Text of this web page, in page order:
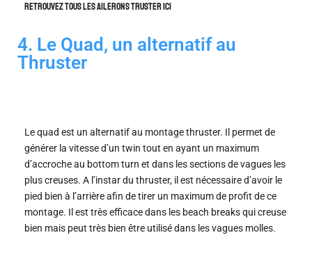
Retrouvez tous les ailerons Truster ici
4. Le Quad, un alternatif au
Thruster
Le quad est un alternatif au montage thruster. Il permet de
générer la vitesse d’un twin tout en ayant un maximum
d’accroche au bottom turn et dans les sections de vagues les
plus creuses. A l’instar du thruster, il est nécessaire d’avoir le
pied bien à l’arrière afin de tirer un maximum de profit de ce
montage. Il est très efficace dans les beach breaks qui creuse
bien mais peut très bien être utilisé dans les vagues molles.